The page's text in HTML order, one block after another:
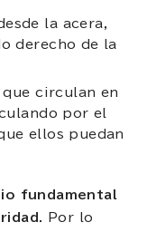
la acera,
derecho de la
circulan en
por el
ellos puedan
fundamental
. Por lo